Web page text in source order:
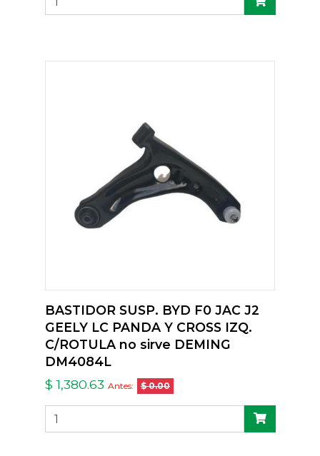
BASTIDOR SUSP. BYD F0 JAC J2
GEELY LC PANDA Y CROSS IZQ.
C/ROTULA no sirve DEMING
DM4084L
$ 1,380.63 Antes: $ 0.00